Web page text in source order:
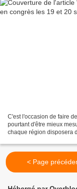
C'est l'occasion de faire
pourtant d'être mieux
chaque région disposera
< Page